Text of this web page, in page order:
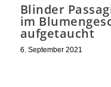
Blinder
im
aufgetaucht
6. September 2021